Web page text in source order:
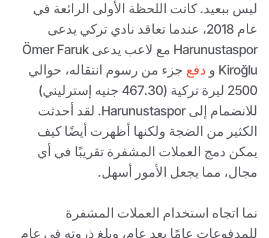
ليس ببعيد. كانت اللحظة الأولى الرائعة في
عام 2018، عندما تعاقد نادي تركي يدعى
Harunustaspor مع لاعب يدعى Ömer Faruk
Kiroğlu و
دفع جزء من رسوم انتقاله، حوالي
2500 ليرة تركية (467.30 جنيه إسترليني)
للانضمام إلى Harunustaspor. لقد أحدثت
الكثير من الضجة ولكنها أظهرت أيضًا كيف
يمكن دمج العملات المشفرة تقريبًا في أي
مجال، مما يجعل الأمور أسهل.
نما اتجاه استخدام العملات المشفرة
للمدفوعات عامًا بعد عام، وبلغ ذروته في عام